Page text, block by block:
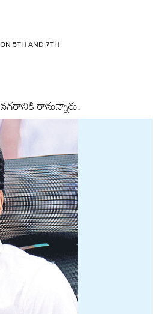
5TH AND 7TH
రానున్నారు.